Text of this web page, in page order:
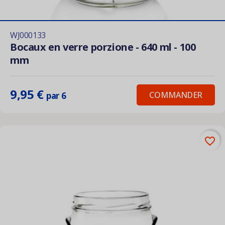
WJ000133
Bocaux en verre porzione - 640 ml - 100
mm
9,95 € par 6 COMMANDER
favorite_border